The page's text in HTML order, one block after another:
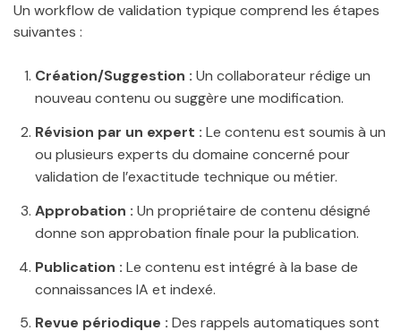
Un workflow de validation typique comprend les étapes
suivantes :
Création/Suggestion : Un collaborateur rédige un
nouveau contenu ou suggère une modification.
Révision par un expert : Le contenu est soumis à un
ou plusieurs experts du domaine concerné pour
validation de l’exactitude technique ou métier.
Approbation : Un propriétaire de contenu désigné
donne son approbation finale pour la publication.
Publication : Le contenu est intégré à la base de
connaissances IA et indexé.
Revue périodique : Des rappels automatiques sont